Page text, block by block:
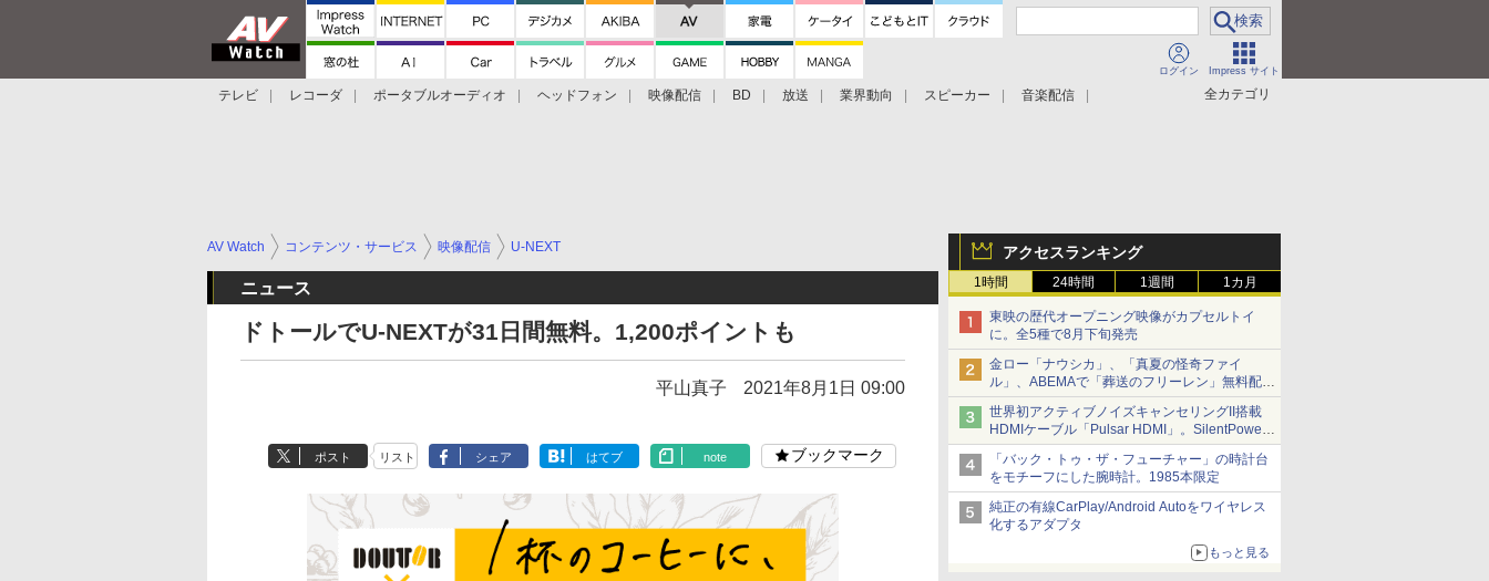
ログイン Impress サイト
全カテゴリ
テレビ レコーダ ポータブルオーディオ ヘッドフォン 映像配信 BD 放送 業界動向 スピーカー
音楽配信
アクセスランキング
1時間 24時間 1週間 1カ月
東映の歴代オープニング映像がカプセルトイ
に。全5種で8月下旬発売
金ロー「ナウシカ」、「真夏の怪奇ファイ
ル」、ABEMAで「葬送のフリーレン」無料配信
など。夏の特番・配信情報
世界初アクティブノイズキャンセリングII搭載
HDMIケーブル「Pulsar HDMI」。SilentPower
から
「バック・トゥ・ザ・フューチャー」の時計台
をモチーフにした腕時計。1985本限定
純正の有線CarPlay/Android Autoをワイヤレス
化するアダプタ
もっと見る
AV Watch コンテンツ・サービス 映像配信 U-NEXT
ニュース
ドトールでU-NEXTが31日間無料。1,200ポイントも
平山真子 2021年8月1日 09:00
ポスト リスト シェア はてブ note ブックマーク